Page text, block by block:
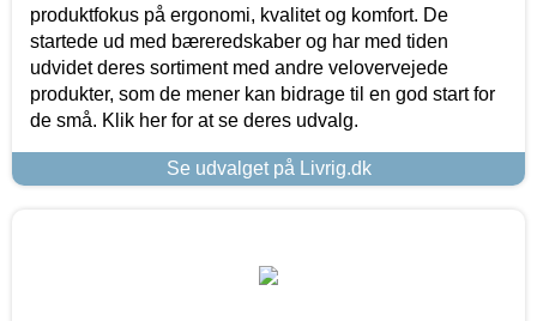
produktfokus på ergonomi, kvalitet og komfort. De
startede ud med bæreredskaber og har med tiden
udvidet deres sortiment med andre velovervejede
produkter, som de mener kan bidrage til en god start for
de små. Klik her for at se deres udvalg.
Se udvalget på Livrig.dk